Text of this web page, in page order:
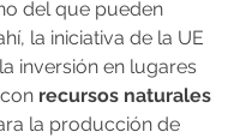
del que pueden
la iniciativa de la UE
inversión en lugares
recursos naturales
la producción de